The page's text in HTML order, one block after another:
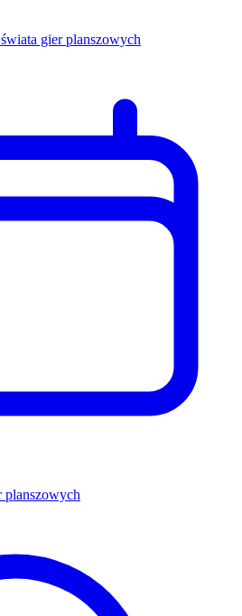
gier planszowych
planszowych